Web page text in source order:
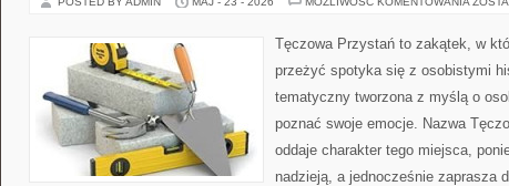
Tęczowa Przystań to zakątek, w
przeżyć spotyka się z osobistymi
tematyczny tworzona z myślą o
poznać swoje emocje. Nazwa
oddaje charakter tego miejsca,
nadzieją, a jednocześnie zaprasza